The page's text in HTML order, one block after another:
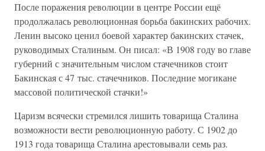
После поражения революции в центре России ещё
продолжалась революционная борьба бакинских рабочих.
Ленин высоко ценил боевой характер бакинских стачек,
руководимых Сталиным. Он писал: «В 1908 году во главе
губерний с значительным числом стачечников стоит
Бакинская с 47 тыс. стачечников. Последние могикане
массовой политической стачки!»
Царизм всячески стремился лишить товарища Сталина
возможности вести революционную работу. С 1902 до
1913 года товарища Сталина арестовывали семь раз.